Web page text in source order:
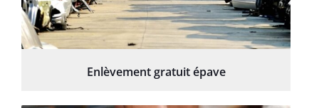
Enlèvement gratuit épave